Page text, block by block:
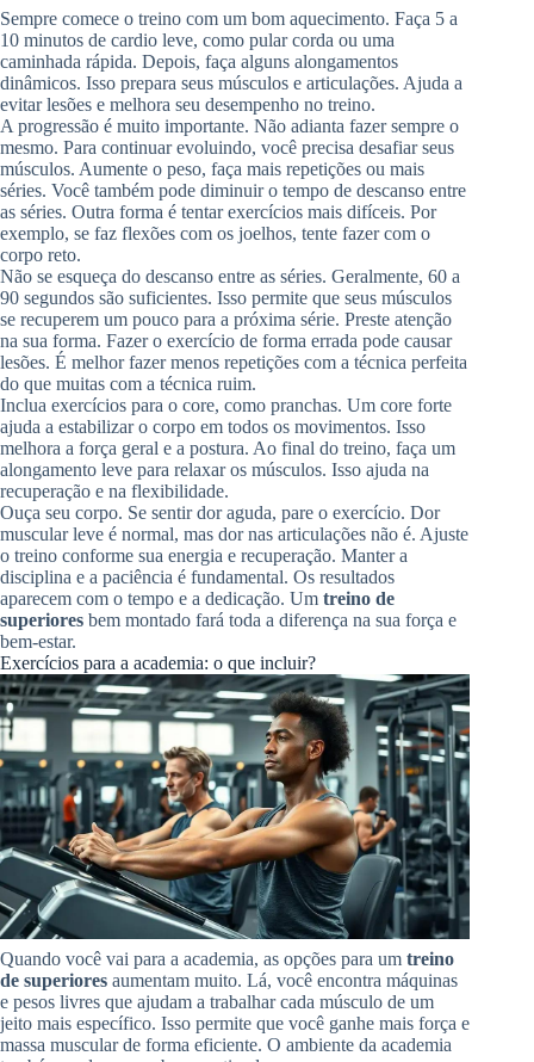
Sempre comece o treino com um bom aquecimento. Faça 5 a
10 minutos de cardio leve, como pular corda ou uma
caminhada rápida. Depois, faça alguns alongamentos
dinâmicos. Isso prepara seus músculos e articulações. Ajuda a
evitar lesões e melhora seu desempenho no treino.
A progressão é muito importante. Não adianta fazer sempre o
mesmo. Para continuar evoluindo, você precisa desafiar seus
músculos. Aumente o peso, faça mais repetições ou mais
séries. Você também pode diminuir o tempo de descanso entre
as séries. Outra forma é tentar exercícios mais difíceis. Por
exemplo, se faz flexões com os joelhos, tente fazer com o
corpo reto.
Não se esqueça do descanso entre as séries. Geralmente, 60 a
90 segundos são suficientes. Isso permite que seus músculos
se recuperem um pouco para a próxima série. Preste atenção
na sua forma. Fazer o exercício de forma errada pode causar
lesões. É melhor fazer menos repetições com a técnica perfeita
do que muitas com a técnica ruim.
Inclua exercícios para o core, como pranchas. Um core forte
ajuda a estabilizar o corpo em todos os movimentos. Isso
melhora a força geral e a postura. Ao final do treino, faça um
alongamento leve para relaxar os músculos. Isso ajuda na
recuperação e na flexibilidade.
Ouça seu corpo. Se sentir dor aguda, pare o exercício. Dor
muscular leve é normal, mas dor nas articulações não é. Ajuste
o treino conforme sua energia e recuperação. Manter a
disciplina e a paciência é fundamental. Os resultados
aparecem com o tempo e a dedicação. Um treino de
superiores bem montado fará toda a diferença na sua força e
bem-estar.
Exercícios para a academia: o que incluir?
Quando você vai para a academia, as opções para um treino
de superiores aumentam muito. Lá, você encontra máquinas
e pesos livres que ajudam a trabalhar cada músculo de um
jeito mais específico. Isso permite que você ganhe mais força e
massa muscular de forma eficiente. O ambiente da academia